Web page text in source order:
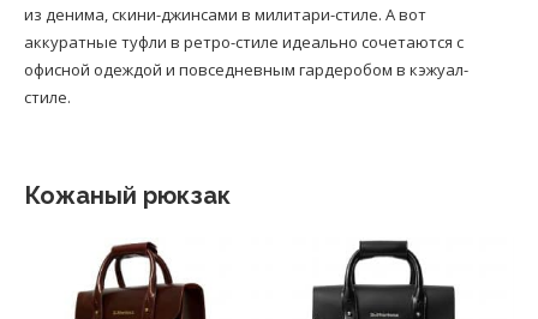
из денима, скини-джинсами в милитари-стиле. А вот
аккуратные туфли в ретро-стиле идеально сочетаются с
офисной одеждой и повседневным гардеробом в кэжуал-
стиле.
Кожаный рюкзак